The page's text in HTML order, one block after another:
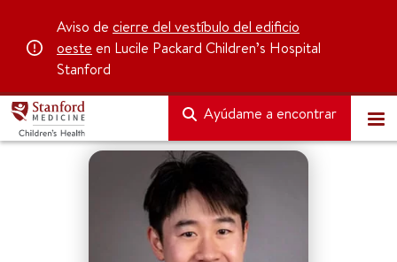
Aviso de cierre del vestíbulo del edificio
oeste en Lucile Packard Children’s Hospital
Stanford
Ayúdame a encontrar